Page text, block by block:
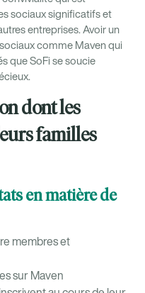
sociaux significatifs et
entreprises. Avoir un
comme Maven qui
que SoFi se soucie
dont les
familles
en matière de
membres et
sur Maven